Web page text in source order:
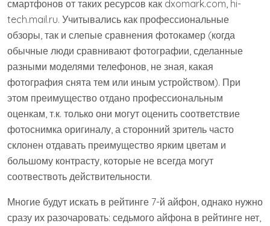
смартфонов от таких ресурсов как dxomark.com, hi-
tech.mail.ru. Учитывались как профессиональные
обзоры, так и слепые сравнения фотокамер (когда
обычные люди сравнивают фотографии, сделанные
разными моделями телефонов, не зная, какая
фотография снята тем или иным устройством). При
этом преимущество отдано профессиональным
оценкам, т.к. только они могут оценить соответствие
фотоснимка оригиналу, а сторонний зритель часто
склонен отдавать преимущество ярким цветам и
большому контрасту, которые не всегда могут
соотвествоть действительности.
Многие будут искать в рейтинге 7-й айфон, однако нужно
сразу их разочаровать: седьмого айфона в рейтинге нет,